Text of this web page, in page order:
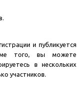
и публикуется
того, вы можете
в нескольких
участников.